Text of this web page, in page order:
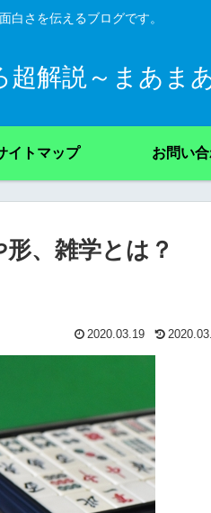
白さを伝えるブログです。
解説～まあま
イトマップ お問い
、雑学とは？
2020.03.19